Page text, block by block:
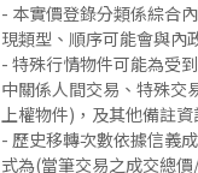
- 本實價登錄分類係綜合
現類型、順序可能會與內
- 特殊行情物件可能為受
中關係人間交易、特殊交
上權物件)，及其他備註
- 歷史移轉次數依據信義
式為(當筆交易之成交總